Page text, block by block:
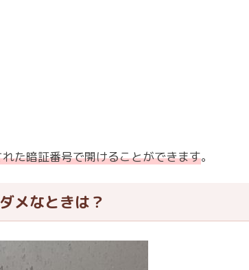
た暗証番号で開けることができます。
メなときは？